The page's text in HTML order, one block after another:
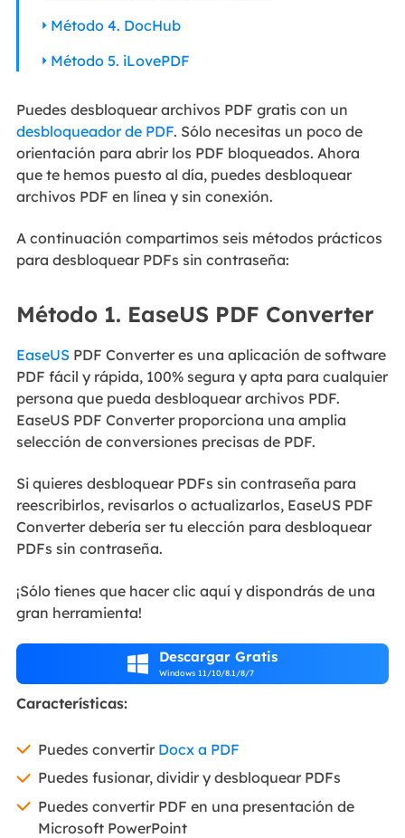
Método 4. DocHub
Método 5. iLovePDF
Puedes desbloquear archivos PDF gratis con un
desbloqueador de PDF. Sólo necesitas un poco de
orientación para abrir los PDF bloqueados. Ahora
que te hemos puesto al día, puedes desbloquear
archivos PDF en línea y sin conexión.
A continuación compartimos seis métodos prácticos
para desbloquear PDFs sin contraseña:
Método 1. EaseUS PDF Converter
EaseUS PDF Converter es una aplicación de software
PDF fácil y rápida, 100% segura y apta para cualquier
persona que pueda desbloquear archivos PDF.
EaseUS PDF Converter proporciona una amplia
selección de conversiones precisas de PDF.
Si quieres desbloquear PDFs sin contraseña para
reescribirlos, revisarlos o actualizarlos, EaseUS PDF
Converter debería ser tu elección para desbloquear
PDFs sin contraseña.
¡Sólo tienes que hacer clic aquí y dispondrás de una
gran herramienta!
 Descargar Gratis
Windows 11/10/8.1/8/7
Características:
Puedes convertir Docx a PDF
Puedes fusionar, dividir y desbloquear PDFs
Puedes convertir PDF en una presentación de
Microsoft PowerPoint